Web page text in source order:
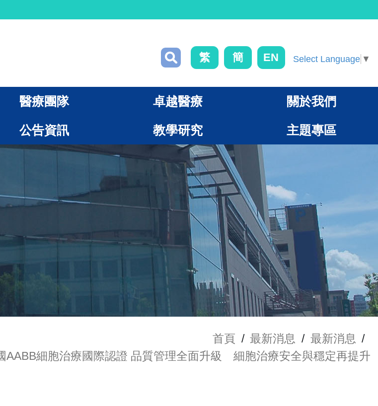
繁 簡 EN Select Language ▼
醫療團隊 卓越醫療 關於我們
公告資訊 教學研究 主題專區
首頁 / 最新消息 / 最新消息 /
AABB細胞治療國際認證 品質管理全面升級 細胞治療安全與穩定再提升